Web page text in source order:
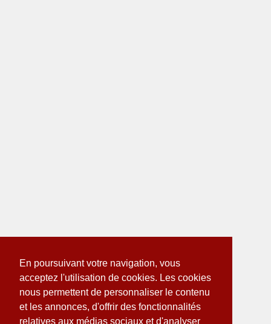
En poursuivant votre navigation, vous
acceptez l'utilisation de cookies. Les cookies
nous permettent de personnaliser le contenu
et les annonces, d'offrir des fonctionnalités
relatives aux médias sociaux et d'analyser